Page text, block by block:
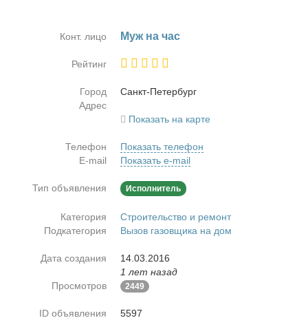
Конт. лицо Муж на час
Рейтинг
Город
Санкт-Пе­тер­бург
Адрес
Показать на карте
Телефон
Показать телефон
E-mail
Показать e-mail
Тип объявления Исполнитель
Категория
Строительство и ремонт
Подкатегория
Вызов газовщика на дом
Дата создания
14.03.2016
1 лет назад
Просмотров
2449
ID объявления 5597